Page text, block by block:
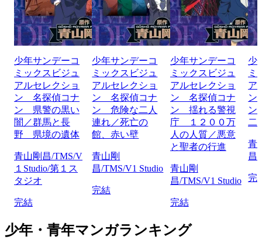
少年サンデーコ
ミックスビジュ
アルセレクショ
ン 名探偵コナ
ン 県警の黒い
闇／群馬と長
野 県境の遺体
青山剛昌/TMS/V
１Studio/第１ス
タジオ
完結
少年サンデーコ
ミックスビジュ
アルセレクショ
ン 名探偵コナ
ン 危険な二人
連れ／死亡の
館、赤い壁
青山剛
昌/TMS/V1 Studio
完結
少年サンデーコ
ミックスビジュ
アルセレクショ
ン 名探偵コナ
ン 揺れる警視
庁 １２００万
人の人質／悪意
と聖者の行進
青山剛
昌/TMS/V1 Studio
完結
少
ミ
ア
ン
ン
二
青
昌
完
少年・青年マンガランキング